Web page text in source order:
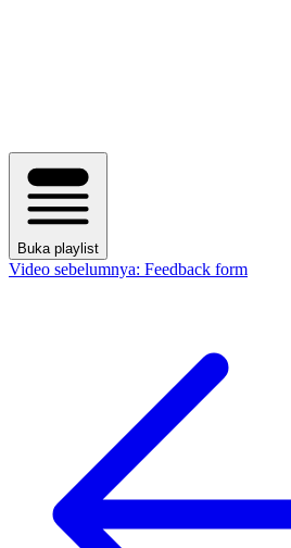
Buka playlist
Video sebelumnya: Feedback form